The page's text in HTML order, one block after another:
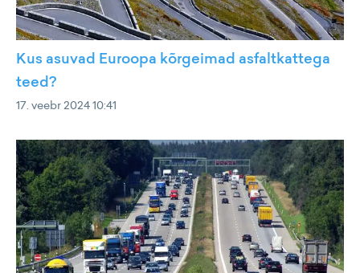
Kus asuvad Euroopa kõrgeimad asfaltkattega
teed?
17. veebr 2024 10:41